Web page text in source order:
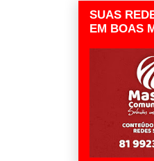
SUAS
EM BOAS